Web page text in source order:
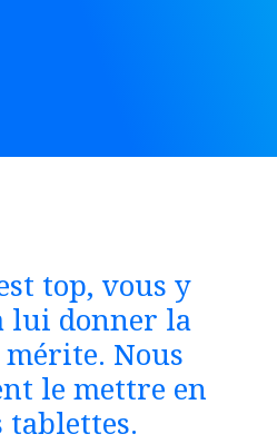
top, vous y
lui donner la
Nous
le mettre en
tablettes.